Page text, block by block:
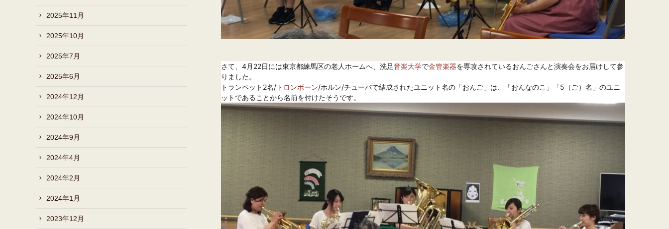
さて、4月22日には東京都練馬区の老人ホームへ、洗足音楽大学で金管楽器を専攻されているおんごさんと演奏会をお届けして参
りました。
トランペット2名/ トロンボーン/ホルン/チューバで結成されたユニット名の「おんご」は、「おんなのこ」「5（ご）名」のユニ
ットであることから名前を付けたそうです。
2025年11月
2025年10月
2025年7月
2025年6月
2024年12月
2024年10月
2024年9月
2024年4月
2024年2月
2024年1月
2023年12月